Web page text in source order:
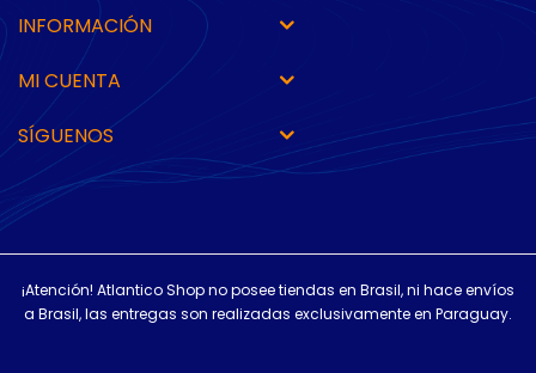
INFORMACIÓN
MI CUENTA
SÍGUENOS
¡Atención! Atlantico Shop no posee tiendas en Brasil, ni hace envíos
a Brasil, las entregas son realizadas exclusivamente en Paraguay.